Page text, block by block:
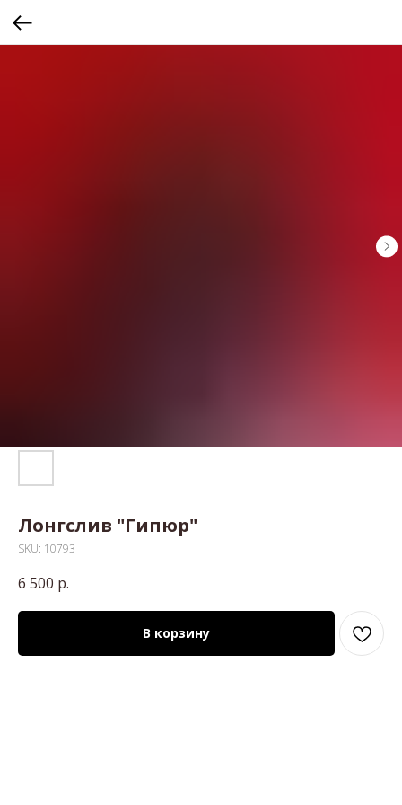
Лонгслив "Гипюр"
SKU: 10793
6 500 р.
В корзину